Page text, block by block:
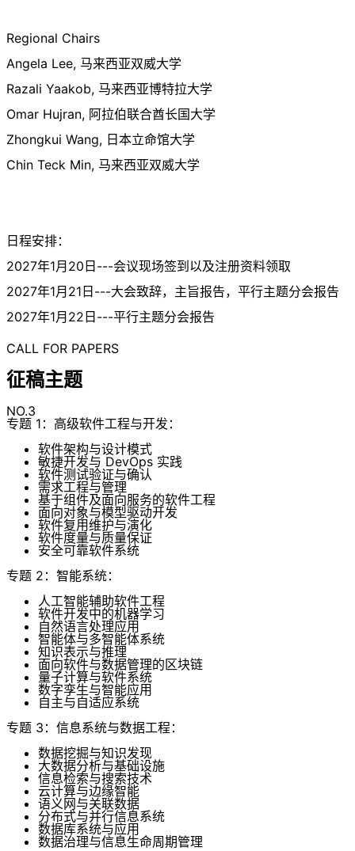
Regional Chairs
Angela Lee, 马来西亚双威大学
Razali Yaakob, 马来西亚博特拉大学
Omar Hujran, 阿拉伯联合酋长国大学
Zhongkui Wang, 日本立命馆大学
Chin Teck Min, 马来西亚双威大学
日程安排：
2027年1月20日---会议现场签到以及注册资料领取
2027年1月21日---大会致辞，主旨报告，平行主题分会报告
2027年1月22日---平行主题分会报告
CALL FOR PAPERS
征稿主题
NO.3
专题 1：高级软件工程与开发：
软件架构与设计模式
敏捷开发与 DevOps 实践
软件测试验证与确认
需求工程与管理
基于组件及面向服务的软件工程
面向对象与模型驱动开发
软件复用维护与演化
软件度量与质量保证
安全可靠软件系统
专题 2：智能系统：
人工智能辅助软件工程
软件开发中的机器学习
自然语言处理应用
智能体与多智能体系统
知识表示与推理
面向软件与数据管理的区块链
量子计算与软件系统
数字孪生与智能应用
自主与自适应系统
专题 3：信息系统与数据工程：
数据挖掘与知识发现
大数据分析与基础设施
信息检索与搜索技术
云计算与边缘智能
语义网与关联数据
分布式与并行信息系统
数据库系统与应用
数据治理与信息生命周期管理